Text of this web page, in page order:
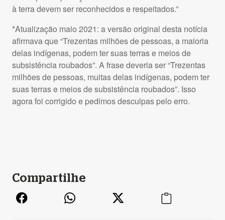
à terra devem ser reconhecidos e respeitados.”
*Atualização maio 2021: a versão original desta notícia
afirmava que “Trezentas milhões de pessoas, a maioria
delas indígenas, podem ter suas terras e meios de
subsistência roubados”. A frase deveria ser “Trezentas
milhões de pessoas, muitas delas indígenas, podem ter
suas terras e meios de subsistência roubados”. Isso
agora foi corrigido e pedimos desculpas pelo erro.
Compartilhe